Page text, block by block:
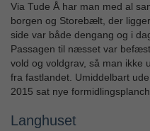
Via Tude Å har man med al
borgen og Storebælt, der
side var både dengang og i
Passagen til næsset var
vold og voldgrav, så man ikke
fra fastlandet. Umiddelbart
2015 sat nye
Langhuset